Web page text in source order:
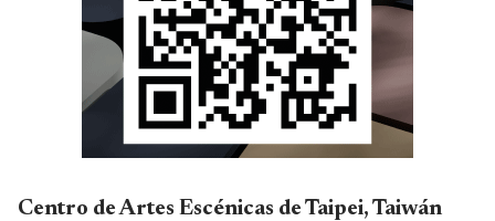
Centro de Artes Escénicas de Taipei, Taiwán